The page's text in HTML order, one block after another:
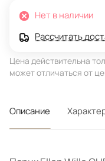
Нет в наличии
Рассчитать
Цена действительна
может отличаться от
Описание